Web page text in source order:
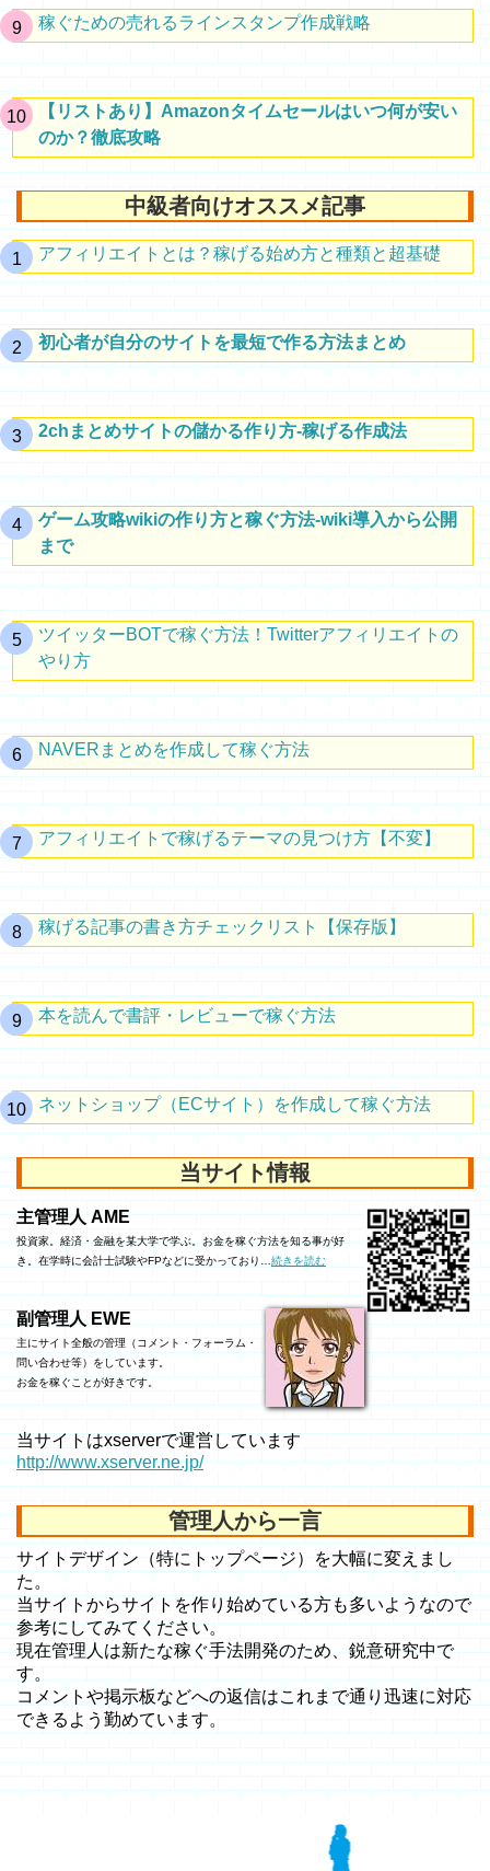
稼ぐための売れるラインスタンプ作成戦略
【リストあり】Amazonタイムセールはいつ何が安い
のか？徹底攻略
中級者向けオススメ記事
アフィリエイトとは？稼げる始め方と種類と超基礎
初心者が自分のサイトを最短で作る方法まとめ
2chまとめサイトの儲かる作り方-稼げる作成法
ゲーム攻略wikiの作り方と稼ぐ方法-wiki導入から公開
まで
ツイッターBOTで稼ぐ方法！Twitterアフィリエイトの
やり方
NAVERまとめを作成して稼ぐ方法
アフィリエイトで稼げるテーマの見つけ方【不変】
稼げる記事の書き方チェックリスト【保存版】
本を読んで書評・レビューで稼ぐ方法
ネットショップ（ECサイト）を作成して稼ぐ方法
当サイト情報
主管理人 AME
投資家。経済・金融を某大学で学ぶ。お金を稼ぐ方法を知る事が好
き。在学時に会計士試験やFPなどに受かっており…続きを読む
副管理人 EWE
主にサイト全般の管理（コメント・フォーラム・
問い合わせ等）をしています。
お金を稼ぐことが好きです。
当サイトはxserverで運営しています
http://www.xserver.ne.jp/
管理人から一言
サイトデザイン（特にトップページ）を大幅に変えまし
た。
当サイトからサイトを作り始めている方も多いようなので
参考にしてみてください。
現在管理人は新たな稼ぐ手法開発のため、鋭意研究中で
す。
コメントや掲示板などへの返信はこれまで通り迅速に対応
できるよう勤めています。